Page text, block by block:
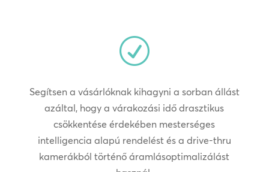
R
Segítsen a vásárlóknak kihagyni a sorban állást
azáltal, hogy a várakozási idő drasztikus
csökkentése érdekében mesterséges
intelligencia alapú rendelést és a drive-thru
kamerákból történő áramlásoptimalizálást